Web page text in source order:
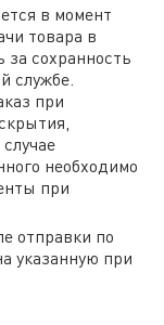
в момент
товара в
за сохранность
службе.
при
необходимо
при
отправки по
указанную при